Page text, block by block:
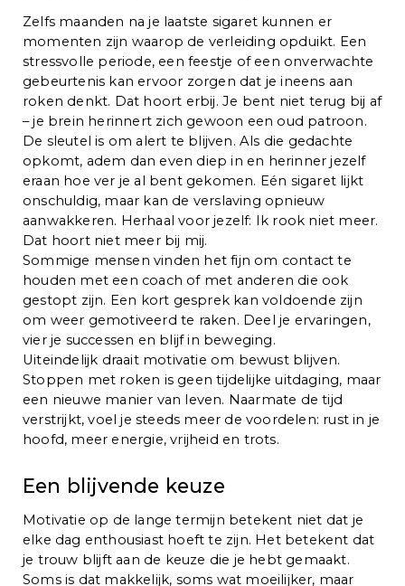
Zelfs maanden na je laatste sigaret kunnen er
momenten zijn waarop de verleiding opduikt. Een
stressvolle periode, een feestje of een onverwachte
gebeurtenis kan ervoor zorgen dat je ineens aan
roken denkt. Dat hoort erbij. Je bent niet terug bij af
– je brein herinnert zich gewoon een oud patroon.
De sleutel is om alert te blijven. Als die gedachte
opkomt, adem dan even diep in en herinner jezelf
eraan hoe ver je al bent gekomen. Eén sigaret lijkt
onschuldig, maar kan de verslaving opnieuw
aanwakkeren. Herhaal voor jezelf: Ik rook niet meer.
Dat hoort niet meer bij mij.
Sommige mensen vinden het fijn om contact te
houden met een coach of met anderen die ook
gestopt zijn. Een kort gesprek kan voldoende zijn
om weer gemotiveerd te raken. Deel je ervaringen,
vier je successen en blijf in beweging.
Uiteindelijk draait motivatie om bewust blijven.
Stoppen met roken is geen tijdelijke uitdaging, maar
een nieuwe manier van leven. Naarmate de tijd
verstrijkt, voel je steeds meer de voordelen: rust in je
hoofd, meer energie, vrijheid en trots.
Een blijvende keuze
Motivatie op de lange termijn betekent niet dat je
elke dag enthousiast hoeft te zijn. Het betekent dat
je trouw blijft aan de keuze die je hebt gemaakt.
Soms is dat makkelijk, soms wat moeilijker, maar